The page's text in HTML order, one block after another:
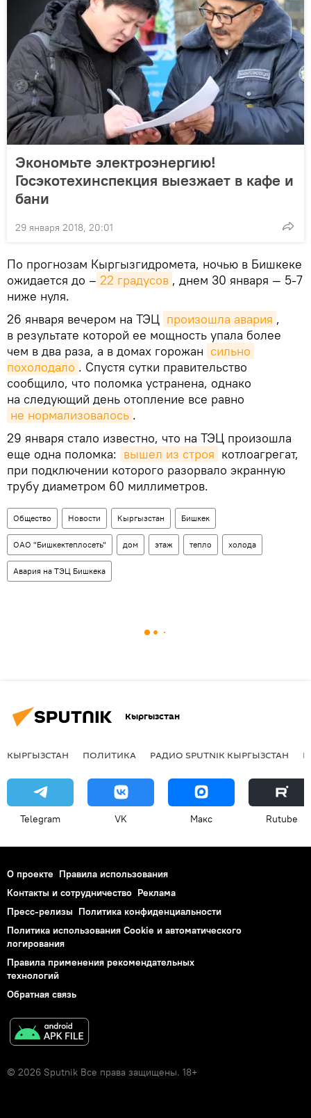
Экономьте электроэнергию!
Госэкотехинспекция выезжает в кафе и
бани
29 января 2018, 20:01
По прогнозам Кыргызгидромета, ночью в Бишкеке
ожидается до – 22 градусов , днем 30 января — 5-7
ниже нуля.
26 января вечером на ТЭЦ произошла авария ,
в результате которой ее мощность упала более
чем в два раза, а в домах горожан сильно
похолодало . Спустя сутки правительство
сообщило, что поломка устранена, однако
на следующий день отопление все равно
не нормализовалось .
29 января стало известно, что на ТЭЦ произошла
еще одна поломка: вышел из строя котлоагрегат,
при подключении которого разорвало экранную
трубу диаметром 60 миллиметров.
Общество Новости Кыргызстан Бишкек
ОАО "Бишкектеплосеть" дом этаж тепло холода
Авария на ТЭЦ Бишкека
Кыргызстан
КЫРГЫЗСТАН ПОЛИТИКА РАДИО SPUTNIK КЫРГЫЗСТАН
Telegram VK Макс Rutube
О проекте Правила использования
Контакты и сотрудничество Реклама
Пресс-релизы Политика конфиденциальности
Политика использования Cookie и автоматического
логирования
Правила применения рекомендательных
технологий
Обратная связь
© 2026 Sputnik Все права защищены. 18+